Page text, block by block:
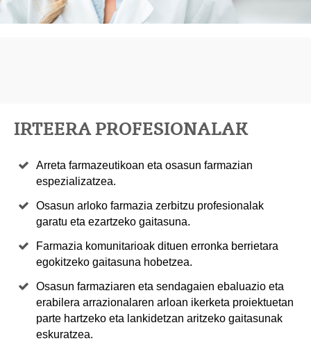
IRTEERA PROFESIONALAK
Arreta farmazeutikoan eta osasun farmazian
espezializatzea.
Osasun arloko farmazia zerbitzu profesionalak
garatu eta ezartzeko gaitasuna.
Farmazia komunitarioak dituen erronka berrietara
egokitzeko gaitasuna hobetzea.
Osasun farmaziaren eta sendagaien ebaluazio eta
erabilera arrazionalaren arloan ikerketa proiektuetan
parte hartzeko eta lankidetzan aritzeko gaitasunak
eskuratzea.